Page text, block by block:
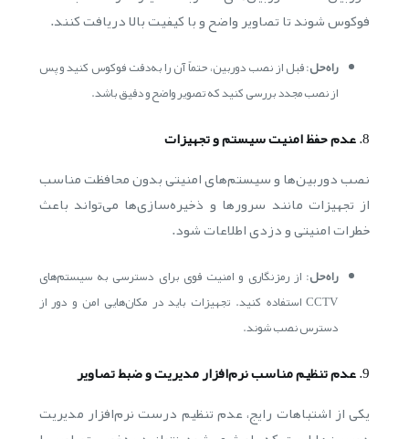
فوکوس شوند تا تصاویر واضح و با کیفیت بالا دریافت کنند.
راه‌حل: قبل از نصب دوربین، حتماً آن را به‌دقت فوکوس کنید و پس
از نصب مجدد بررسی کنید که تصویر واضح و دقیق باشد.
8. عدم حفظ امنیت سیستم و تجهیزات
نصب دوربین‌ها و سیستم‌های امنیتی بدون محافظت مناسب
از تجهیزات مانند سرور‌ها و ذخیره‌سازی‌ها می‌تواند باعث
خطرات امنیتی و دزدی اطلاعات شود.
راه‌حل: از رمزنگاری و امنیت قوی برای دسترسی به سیستم‌های
CCTV استفاده کنید. تجهیزات باید در مکان‌هایی امن و دور از
دسترس نصب شوند.
9. عدم تنظیم مناسب نرم‌افزار مدیریت و ضبط تصاویر
یکی از اشتباهات رایج، عدم تنظیم درست نرم‌افزار مدیریت